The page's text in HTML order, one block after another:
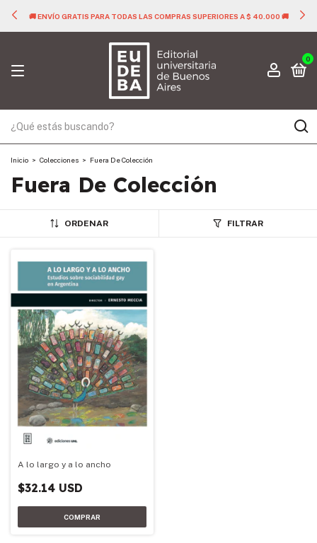
🚚 ENVÍO GRATIS PARA TODAS LAS COMPRAS SUPERIORES A $ 40.000 🚚
0
Inicio > Colecciones > Fuera De Colección
Fuera De Colección
ORDENAR FILTRAR
A lo largo y a lo ancho
$32.14 USD